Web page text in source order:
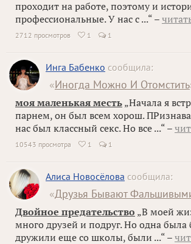
проходит на работе, поэтому и
профессиональные. У нас с ...“ –
2712 просмотров  1 1
Инга Бабенко сообщила:
«Иногда Можно И Отомстить
моя маленькая месть „Начала я
парнем, он был всем хорош.
нас был классный секс. Но все ...“ –
10543 просмотра  1 1
Алиса Новосёлова сообщила:
«Друзья Бывают
Двойное предательство „В моей
много друзей и подруг. Но одна
дружили еще со школы, были ...“ –